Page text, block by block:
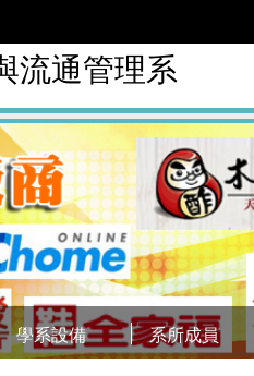
流通管理系
學系設備 系所成員